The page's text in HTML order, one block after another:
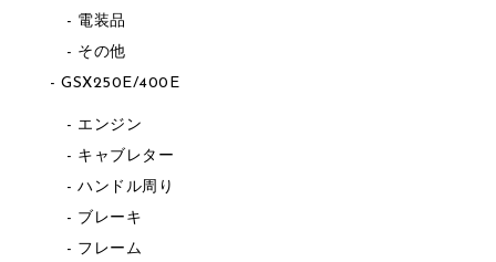
電装品
その他
GSX250E/400E
エンジン
キャブレター
ハンドル周り
ブレーキ
フレーム